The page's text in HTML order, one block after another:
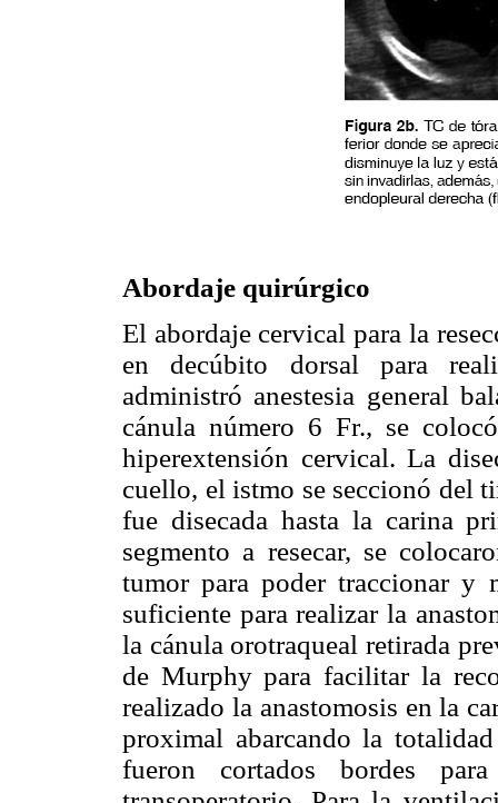
Abordaje quirúrgico
El abordaje cervical para la
en decúbito dorsal para
administró anestesia general
cánula número 6 Fr., se
hiperextensión cervical. La
cuello, el istmo se seccionó del
fue disecada hasta la carina
segmento a resecar, se
tumor para poder traccionar y
suficiente para realizar la
la cánula orotraqueal retirada
de Murphy para facilitar la
realizado la anastomosis en la
proximal abarcando la
fueron cortados bordes